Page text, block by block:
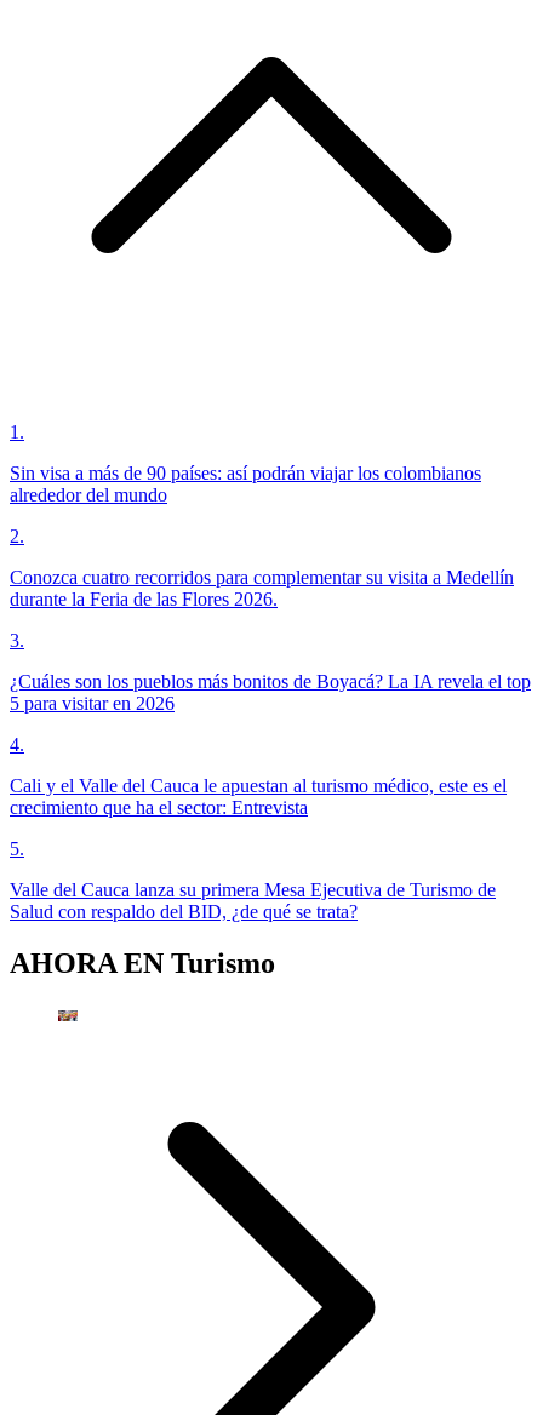
1 .
Sin visa a más de 90 países: así podrán viajar los colombianos
alrededor del mundo
2.
Conozca cuatro recorridos para complementar su visita a Medellín
durante la Feria de las Flores 2026.
3.
¿Cuáles son los pueblos más bonitos de Boyacá? La IA revela el top
5 para visitar en 2026
4.
Cali y el Valle del Cauca le apuestan al turismo médico, este es el
crecimiento que ha el sector: Entrevista
5.
Valle del Cauca lanza su primera Mesa Ejecutiva de Turismo de
Salud con respaldo del BID, ¿de qué se trata?
AHORA EN Turismo